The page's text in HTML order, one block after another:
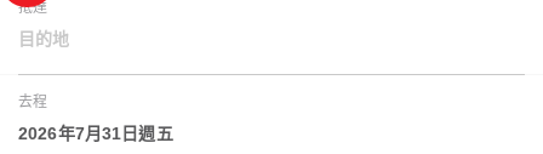
抵達
目的地
去程
2026年7月31日週五